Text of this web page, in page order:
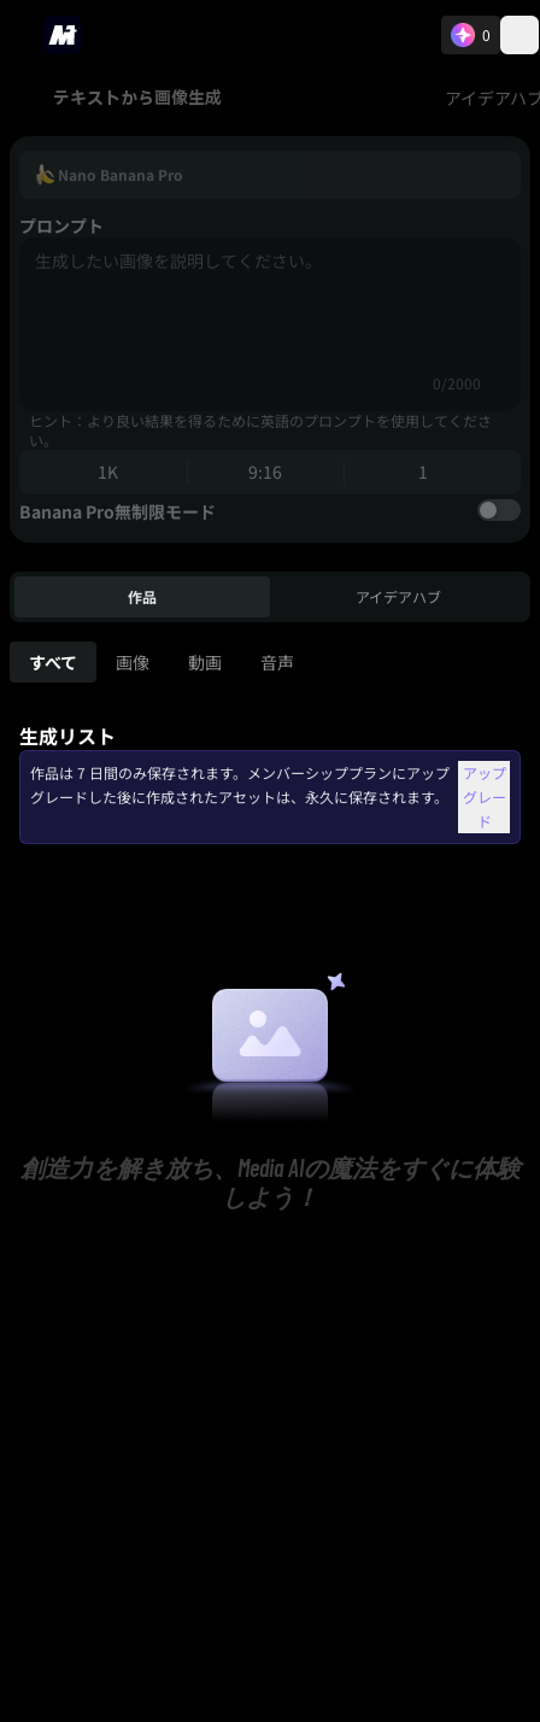
0
テキストから画像生成 アイデアハ
Nano Banana Pro
プロンプト
0/2000
ヒント：より良い結果を得るために英語のプロンプトを使用してくださ
い。
1K 9:16
1
Banana Pro無制限モード
作品 アイデアハブ
すべて 画像 動画 音声
生成リスト
作品は 7 日間のみ保存されます。メンバーシッププランにアップ
グレードした後に作成されたアセットは、永久に保存されます。
アップ
グレー
ド
創造力を解き放ち、Media AIの魔法をすぐに体験
しよう！